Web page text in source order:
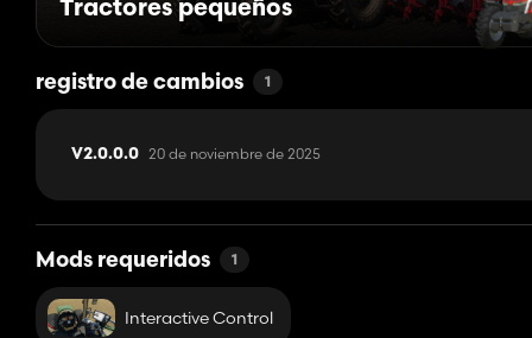
Tractores pequeños
registro de cambios 1
V2.0.0.0 20 de noviembre de 2025
Mods requeridos 1
Interactive Control